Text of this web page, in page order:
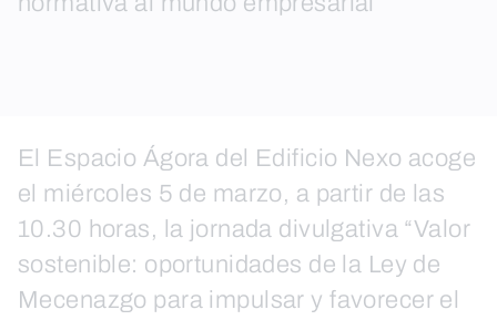
El Espacio Ágora del Edificio Nexo acoge
el miércoles 5 de marzo, a partir de las
10.30 horas, la jornada divulgativa “Valor
sostenible: oportunidades de la Ley de
Mecenazgo para impulsar y favorecer el